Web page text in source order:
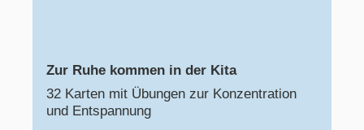
Zur Ruhe kommen in der Kita
32 Karten mit Übungen zur Konzentration
und Entspannung